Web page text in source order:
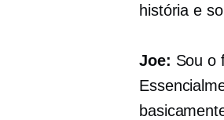
história e
Joe: Sou o